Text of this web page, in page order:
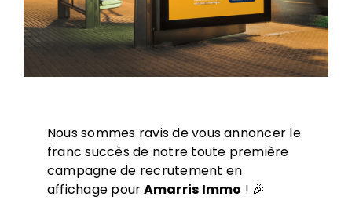
Nous sommes ravis de vous annoncer le
franc succès de notre toute première
campagne de recrutement en
affichage pourAmarris Immo ! 🎉